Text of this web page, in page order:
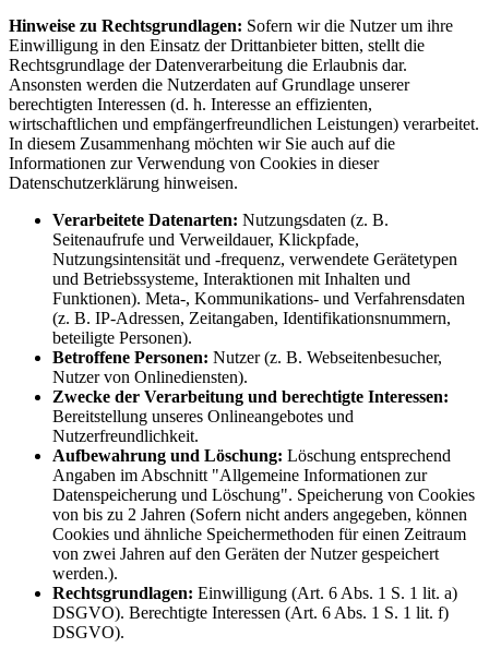
Hinweise zu Rechtsgrundlagen: Sofern wir die Nutzer um ihre
Einwilligung in den Einsatz der Drittanbieter bitten, stellt die
Rechtsgrundlage der Datenverarbeitung die Erlaubnis dar.
Ansonsten werden die Nutzerdaten auf Grundlage unserer
berechtigten Interessen (d. h. Interesse an effizienten,
wirtschaftlichen und empfängerfreundlichen Leistungen) verarbeitet.
In diesem Zusammenhang möchten wir Sie auch auf die
Informationen zur Verwendung von Cookies in dieser
Datenschutzerklärung hinweisen.
Verarbeitete Datenarten: Nutzungsdaten (z. B.
Seitenaufrufe und Verweildauer, Klickpfade,
Nutzungsintensität und -frequenz, verwendete Gerätetypen
und Betriebssysteme, Interaktionen mit Inhalten und
Funktionen). Meta-, Kommunikations- und Verfahrensdaten
(z. B. IP-Adressen, Zeitangaben, Identifikationsnummern,
beteiligte Personen).
Betroffene Personen: Nutzer (z. B. Webseitenbesucher,
Nutzer von Onlinediensten).
Zwecke der Verarbeitung und berechtigte Interessen:
Bereitstellung unseres Onlineangebotes und
Nutzerfreundlichkeit.
Aufbewahrung und Löschung: Löschung entsprechend
Angaben im Abschnitt "Allgemeine Informationen zur
Datenspeicherung und Löschung". Speicherung von Cookies
von bis zu 2 Jahren (Sofern nicht anders angegeben, können
Cookies und ähnliche Speichermethoden für einen Zeitraum
von zwei Jahren auf den Geräten der Nutzer gespeichert
werden.).
Rechtsgrundlagen: Einwilligung (Art. 6 Abs. 1 S. 1 lit. a)
DSGVO). Berechtigte Interessen (Art. 6 Abs. 1 S. 1 lit. f)
DSGVO).